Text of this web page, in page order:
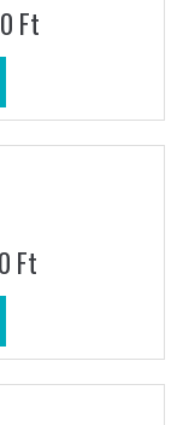
Ft
Ft